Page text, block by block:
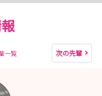
みなさんからは、
した」
しあっている姿見れて
一覧 次の先輩